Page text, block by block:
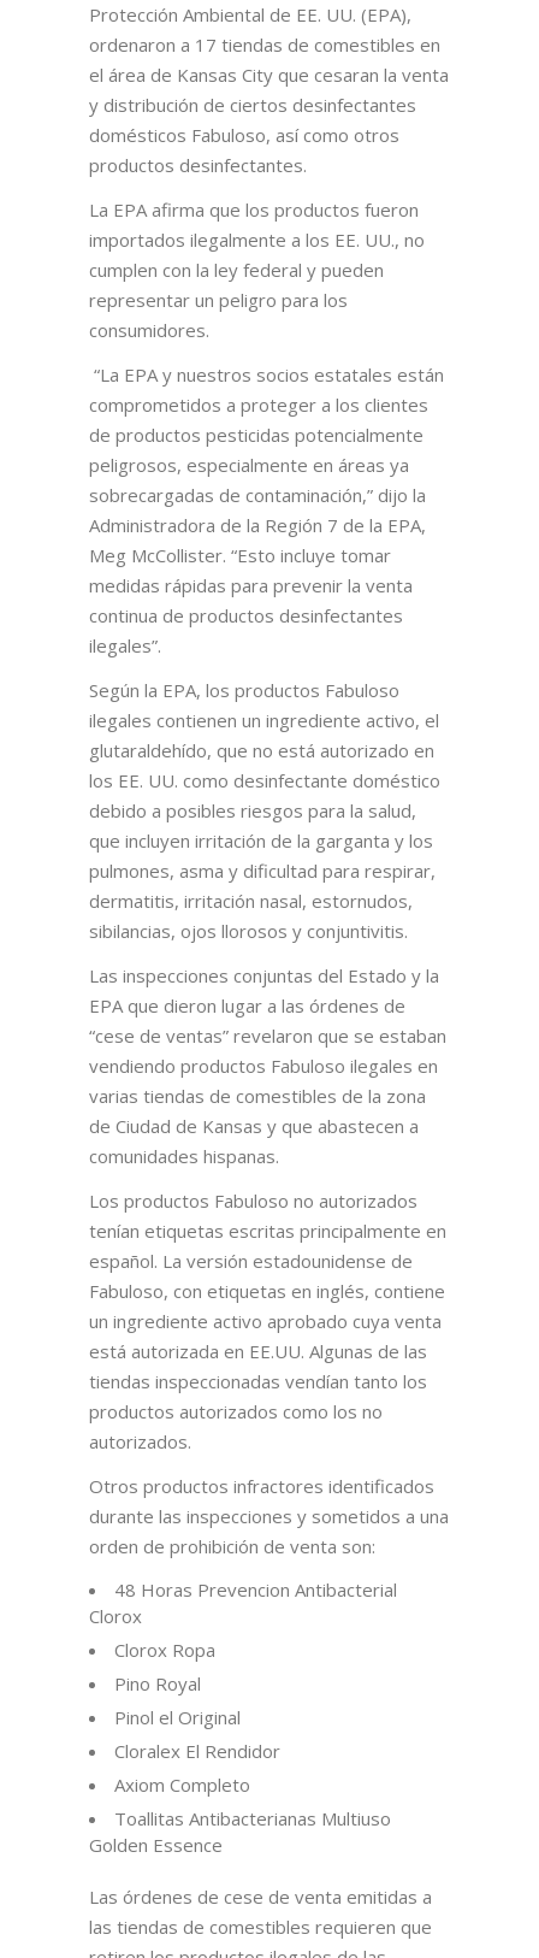
Protección Ambiental de EE. UU. (EPA),
ordenaron a 17 tiendas de comestibles en
el área de Kansas City que cesaran la venta
y distribución de ciertos desinfectantes
domésticos Fabuloso, así como otros
productos desinfectantes.
La EPA afirma que los productos fueron
importados ilegalmente a los EE. UU., no
cumplen con la ley federal y pueden
representar un peligro para los
consumidores.
“La EPA y nuestros socios estatales están
comprometidos a proteger a los clientes
de productos pesticidas potencialmente
peligrosos, especialmente en áreas ya
sobrecargadas de contaminación,” dijo la
Administradora de la Región 7 de la EPA,
Meg McCollister. “Esto incluye tomar
medidas rápidas para prevenir la venta
continua de productos desinfectantes
ilegales”.
Según la EPA, los productos Fabuloso
ilegales contienen un ingrediente activo, el
glutaraldehído, que no está autorizado en
los EE. UU. como desinfectante doméstico
debido a posibles riesgos para la salud,
que incluyen irritación de la garganta y los
pulmones, asma y dificultad para respirar,
dermatitis, irritación nasal, estornudos,
sibilancias, ojos llorosos y conjuntivitis.
Las inspecciones conjuntas del Estado y la
EPA que dieron lugar a las órdenes de
“cese de ventas” revelaron que se estaban
vendiendo productos Fabuloso ilegales en
varias tiendas de comestibles de la zona
de Ciudad de Kansas y que abastecen a
comunidades hispanas.
Los productos Fabuloso no autorizados
tenían etiquetas escritas principalmente en
español. La versión estadounidense de
Fabuloso, con etiquetas en inglés, contiene
un ingrediente activo aprobado cuya venta
está autorizada en EE.UU. Algunas de las
tiendas inspeccionadas vendían tanto los
productos autorizados como los no
autorizados.
Otros productos infractores identificados
durante las inspecciones y sometidos a una
orden de prohibición de venta son:
48 Horas Prevencion Antibacterial
Clorox
Clorox Ropa
Pino Royal
Pinol el Original
Cloralex El Rendidor
Axiom Completo
Toallitas Antibacterianas Multiuso
Golden Essence
Las órdenes de cese de venta emitidas a
las tiendas de comestibles requieren que